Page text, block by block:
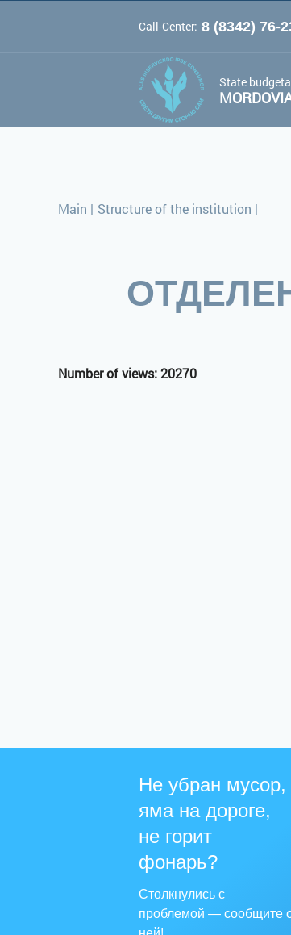
A
Call-Center: 8 (8342) 76-
State
Main | Structure of the institution |
Number of views: 20270
Не убран мусор,
яма на дороге,
не горит
фонарь?
Столкнулись с
проблемой — сообщите